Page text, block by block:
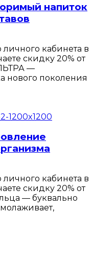
напиток
кабинета в
скидку 20% от
—
нового поколения
кабинета в
скидку 20% от
— буквально